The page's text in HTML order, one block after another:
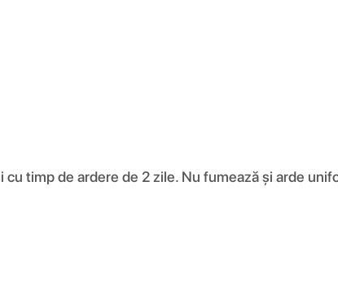
timp de ardere de 2 zile. Nu fumează și arde